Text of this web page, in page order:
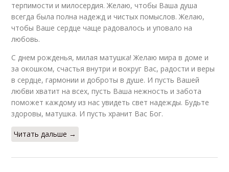
терпимости и милосердия. Желаю, чтобы Ваша душа
всегда была полна надежд и чистых помыслов. Желаю,
чтобы Ваше сердце чаще радовалось и уповало на
любовь.
С днем рожденья, милая матушка! Желаю мира в доме и
за окошком, счастья внутри и вокруг Вас, радости и веры
в сердце, гармонии и доброты в душе. И пусть Вашей
любви хватит на всех, пусть Ваша нежность и забота
поможет каждому из нас увидеть свет надежды. Будьте
здоровы, матушка. И пусть хранит Вас Бог.
Читать дальше →